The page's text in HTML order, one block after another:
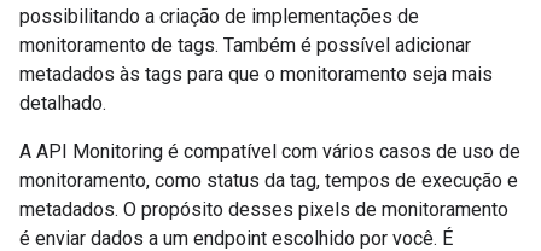
possibilitando a criação de implementações de
monitoramento de tags. Também é possível adicionar
metadados às tags para que o monitoramento seja mais
detalhado.
A API Monitoring é compatível com vários casos de uso de
monitoramento, como status da tag, tempos de execução e
metadados. O propósito desses pixels de monitoramento
é enviar dados a um endpoint escolhido por você. É